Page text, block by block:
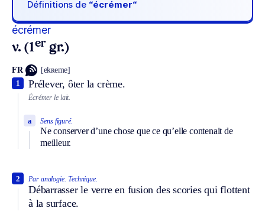
Définitions de “écrémer“
écrémer
v. (1er gr.)
FR [ekʀeme]
Prélever, ôter la crème.
1
Écrémer le lait.
Sens figuré.
Ne conserver d’une chose que ce qu’elle contenait de
meilleur.
a
Par analogie. Technique.
Débarrasser le verre en fusion des scories qui flottent
à la surface.
2